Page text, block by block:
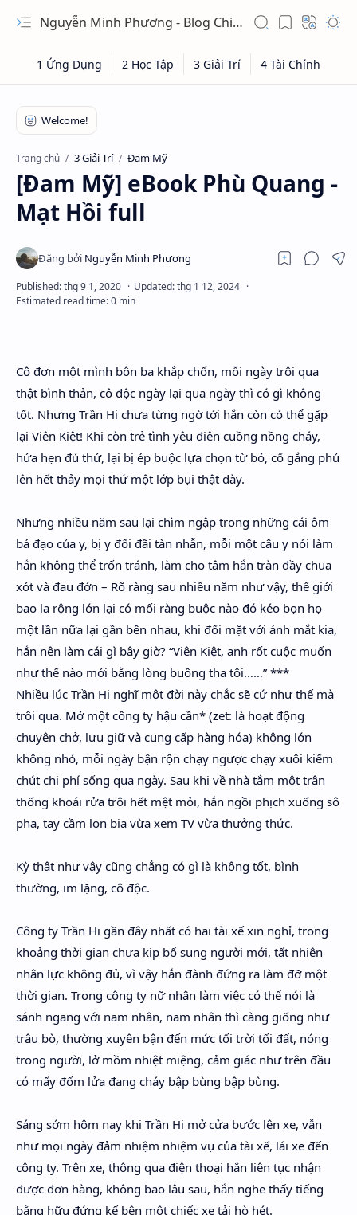
Nguyễn Minh Phương - Blog Chia sẻ Kiến thức Chứng khoán & Tài liệu Toán học
Hidden Menu
Hidden Menu
Trang chủ 3 Giải Trí Đam Mỹ
[Đam Mỹ] eBook Phù Quang -
Mạt Hồi full
Cô đơn một mình bôn ba khắp chốn, mỗi ngày trôi qua
thật bình thản, cô độc ngày lại qua ngày thì có gì không
tốt. Nhưng Trần Hi chưa từng ngờ tới hắn còn có thể gặp
lại Viên Kiệt! Khi còn trẻ tình yêu điên cuồng nồng cháy,
hứa hẹn đủ thứ, lại bị ép buộc lựa chọn từ bỏ, cố gắng phủ
lên hết thảy mọi thứ một lớp bụi thật dày.
Nhưng nhiều năm sau lại chìm ngập trong những cái ôm
bá đạo của y, bị y đối đãi tàn nhẫn, mỗi một câu y nói làm
hắn không thể trốn tránh, làm cho tâm hắn tràn đầy chua
xót và đau đớn – Rõ ràng sau nhiều năm như vậy, thế giới
bao la rộng lớn lại có mối ràng buộc nào đó kéo bọn họ
một lần nữa lại gần bên nhau, khi đối mặt với ánh mắt kia,
hắn nên làm cái gì bây giờ? “Viên Kiệt, anh rốt cuộc muốn
như thế nào mới bằng lòng buông tha tôi……” ***
Nhiều lúc Trần Hi nghĩ một đời này chắc sẽ cứ như thế mà
trôi qua. Mở một công ty hậu cần* (zet: là hoạt động
chuyên chở, lưu giữ và cung cấp hàng hóa) không lớn
không nhỏ, mỗi ngày bận rộn chạy ngược chạy xuôi kiếm
chút chi phí sống qua ngày. Sau khi về nhà tắm một trận
thống khoái rửa trôi hết mệt mỏi, hắn ngồi phịch xuống sô
pha, tay cầm lon bia vừa xem TV vừa thưởng thức.
Kỳ thật như vậy cũng chẳng có gì là không tốt, bình
thường, im lặng, cô độc.
Công ty Trần Hi gần đây nhất có hai tài xế xin nghỉ, trong
khoảng thời gian chưa kịp bổ sung người mới, tất nhiên
nhân lực không đủ, vì vậy hắn đành đứng ra làm đỡ một
thời gian. Trong công ty nữ nhân làm việc có thể nói là
sánh ngang với nam nhân, nam nhân thì càng giống như
trâu bò, thường xuyên bận đến mức tối trời tối đất, nóng
trong người, lở mồm nhiệt miệng, cảm giác như trên đầu
có mấy đốm lửa đang cháy bập bùng bập bùng.
Sáng sớm hôm nay khi Trần Hi mở cửa bước lên xe, vẫn
như mọi ngày đảm nhiệm nhiệm vụ của tài xế, lái xe đến
công ty. Trên xe, thông qua điện thoại hắn liên tục nhận
được đơn hàng, không bao lâu sau, hắn nghe thấy tiếng
bằng hữu đứng kế bên một chiếc xe tải hò hét.